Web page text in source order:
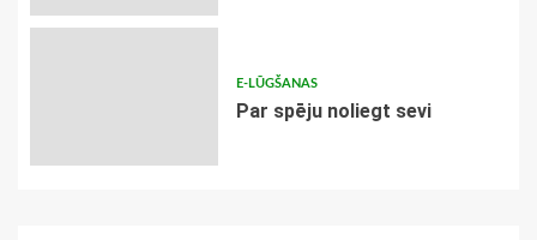
E-LŪGŠANAS
Par spēju noliegt sevi